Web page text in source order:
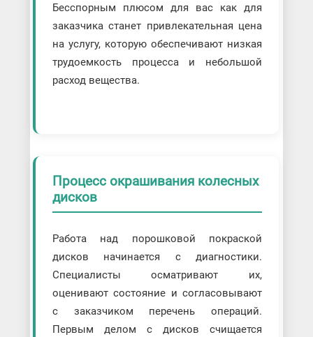
Бесспорным плюсом для вас как для
заказчика станет привлекательная цена
на услугу, которую обеспечивают низкая
трудоемкость процесса и небольшой
расход вещества.
Процесс окрашивания колесных
дисков
Работа над порошковой покраской
дисков начинается с диагностики.
Специалисты осматривают их,
оценивают состояние и согласовывают
с заказчиком перечень операций.
Первым делом с дисков счищается